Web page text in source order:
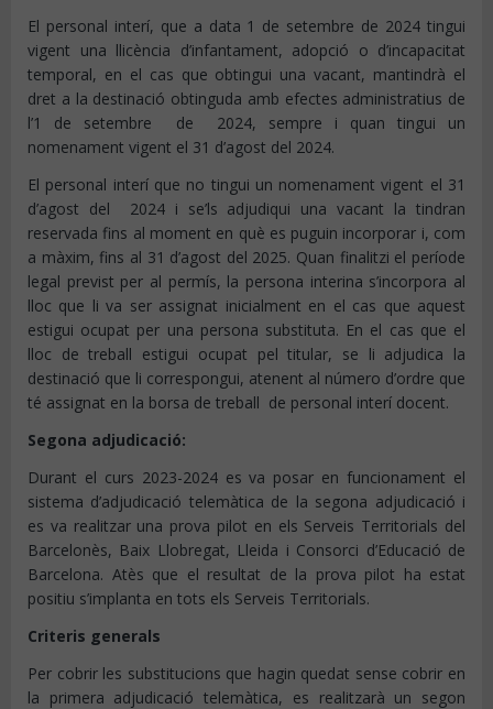
El personal interí, que a data 1 de setembre de 2024 tingui
vigent una llicència d’infantament, adopció o d’incapacitat
temporal, en el cas que obtingui una vacant, mantindrà el
dret a la destinació obtinguda amb efectes administratius de
l’1 de setembre de 2024, sempre i quan tingui un
nomenament vigent el 31 d’agost del 2024.
El personal interí que no tingui un nomenament vigent el 31
d’agost del 2024 i se’ls adjudiqui una vacant la tindran
reservada fins al moment en què es puguin incorporar i, com
a màxim, fins al 31 d’agost del 2025. Quan finalitzi el període
legal previst per al permís, la persona interina s’incorpora al
lloc que li va ser assignat inicialment en el cas que aquest
estigui ocupat per una persona substituta. En el cas que el
lloc de treball estigui ocupat pel titular, se li adjudica la
destinació que li correspongui, atenent al número d’ordre que
té assignat en la borsa de treball de personal interí docent.
Segona adjudicació:
Durant el curs 2023-2024 es va posar en funcionament el
sistema d’adjudicació telemàtica de la segona adjudicació i
es va realitzar una prova pilot en els Serveis Territorials del
Barcelonès, Baix Llobregat, Lleida i Consorci d’Educació de
Barcelona. Atès que el resultat de la prova pilot ha estat
positiu s’implanta en tots els Serveis Territorials.
Criteris generals
Per cobrir les substitucions que hagin quedat sense cobrir en
la primera adjudicació telemàtica, es realitzarà un segon